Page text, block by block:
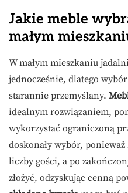
Jakie meble
małym
W małym mieszkaniu
jednocześnie, dlatego
starannie przemyślany.
idealnym rozwiązaniem,
wykorzystać ograniczoną
doskonały wybór,
liczby gości, a po
złożyć, odzyskując cenną